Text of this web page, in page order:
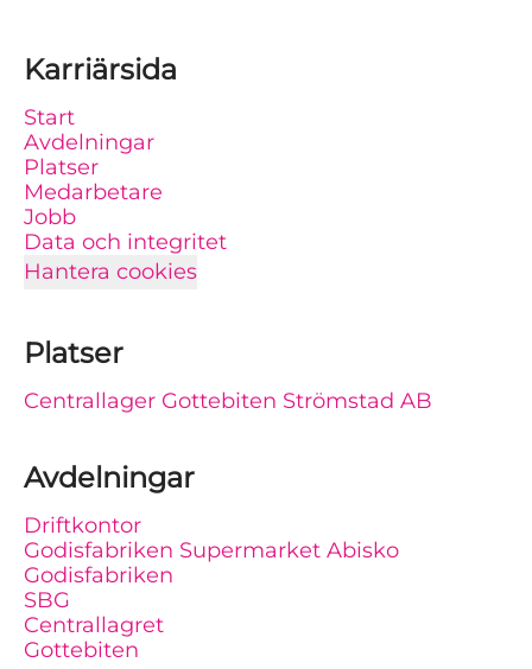
Karriärsida
Start
Avdelningar
Platser
Medarbetare
Jobb
Data och integritet
Hantera cookies
Platser
Centrallager Gottebiten Strömstad AB
Avdelningar
Driftkontor
Godisfabriken Supermarket Abisko
Godisfabriken
SBG
Centrallagret
Gottebiten